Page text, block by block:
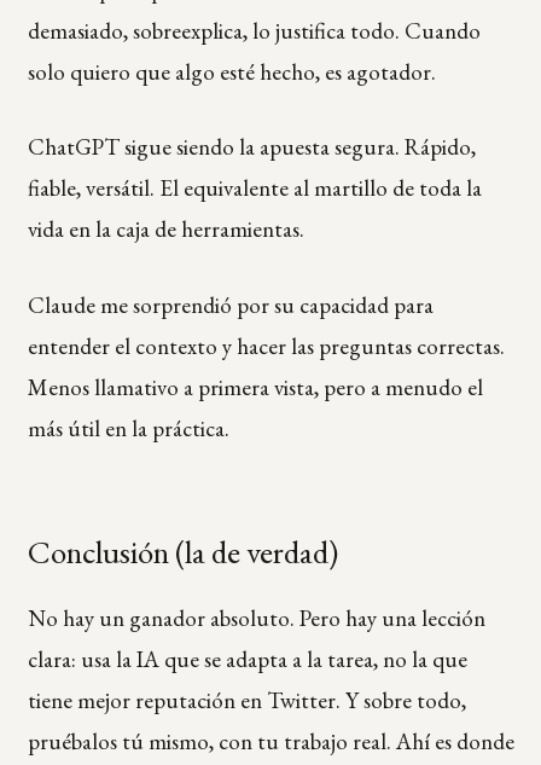
demasiado, sobreexplica, lo justifica todo. Cuando
solo quiero que algo esté hecho, es agotador.
ChatGPT sigue siendo la apuesta segura. Rápido,
fiable, versátil. El equivalente al martillo de toda la
vida en la caja de herramientas.
Claude me sorprendió por su capacidad para
entender el contexto y hacer las preguntas correctas.
Menos llamativo a primera vista, pero a menudo el
más útil en la práctica.
Conclusión (la de verdad)
No hay un ganador absoluto. Pero hay una lección
clara: usa la IA que se adapta a la tarea, no la que
tiene mejor reputación en Twitter. Y sobre todo,
pruébalos tú mismo, con tu trabajo real. Ahí es donde